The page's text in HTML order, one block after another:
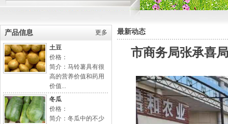
产品信息 更多
土豆
价格：
简介：马铃薯具有很
高的营养价值和药用
价值...
冬瓜
价格：
简介：冬瓜中的不少
最新动态
市商务局张承喜